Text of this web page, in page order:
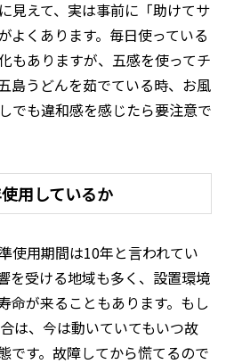
見えて、実は事前に「助けてサ
よくあります。毎日使っている
もありますが、五感を使ってチ
島うどんを茹でている時、お風
でも違和感を感じたら要注意で
用しているか
使用期間は10年と言われてい
を受ける地域も多く、設置環境
命が来ることもあります。もし
は、今は動いていてもいつ故
です。故障してから慌てるので